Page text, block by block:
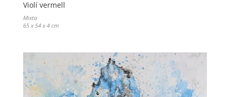
Violí vermell
Mixta
65 x 54 x 4 cm